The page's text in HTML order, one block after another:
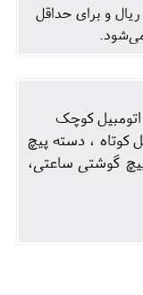
ريال و برای حداقل
کوچک
کوتاه ، دسته پیچ
4 سری آچار بوکس، 4 پیچ گوشتی ساعتی،